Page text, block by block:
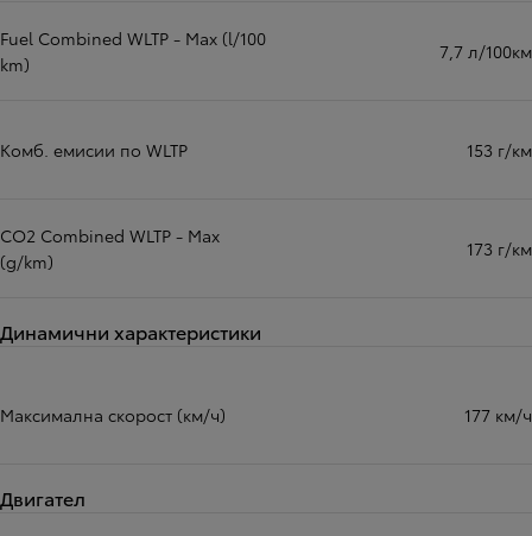
Fuel Combined WLTP - Max (l/100
km)
7,7 л/100км
Комб. емисии по WLTP 153 г/км
CO2 Combined WLTP - Max
(g/km)
173 г/км
Динамични характеристики
Максимална скорост (км/ч) 177 км/ч
Двигател